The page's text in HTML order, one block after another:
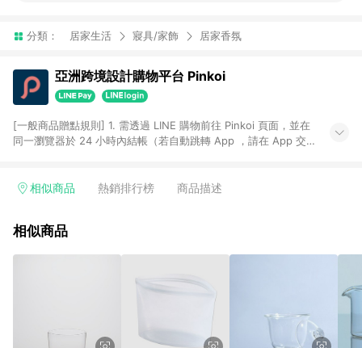
分類： 居家生活 寢具/家飾 居家香氛
亞洲跨境設計購物平台 Pinkoi
[一般商品贈點規則] 1. 需透過 LINE 購物前往 Pinkoi 頁面，並在
同一瀏覽器於 24 小時內結帳（若自動跳轉 App ，請在 App 交
回饋訂單不得享有 Pinkoi 站方優惠，例如首購優惠，P coins，
行為，不具贈點資格，部分退款不在此限。 6. APP 請更新至
運費，攤位費等不具贈點資格。 9. LINE 購物站上之商品規格、
顏色、價位、贈品如與 Pinkoi 商品資訊頁及購物車不符，以
則請以點數紅包活動說明為準。 11. 若於 LINE 購物前往 Pinkoi
頁面後才首次下載 Pinkoi APP 並完成訂單，不符合導購資格；承
相似商品 熱銷排行榜 商品描述
相似商品